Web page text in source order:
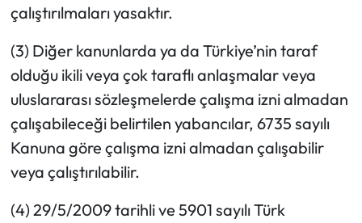
çalıştırılmaları yasaktır.
(3) Diğer kanunlarda ya da Türkiye’nin taraf
olduğu ikili veya çok taraflı anlaşmalar veya
uluslararası sözleşmelerde çalışma izni almadan
çalışabileceği belirtilen yabancılar, 6735 sayılı
Kanuna göre çalışma izni almadan çalışabilir
veya çalıştırılabilir.
(4) 29/5/2009 tarihli ve 5901 sayılı Türk